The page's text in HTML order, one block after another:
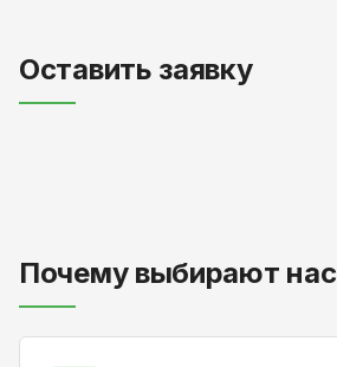
Оставить заявку
Почему выбирают нас